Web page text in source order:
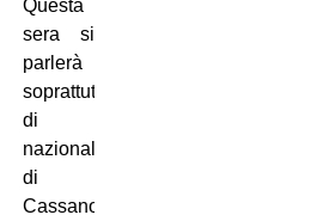
Questa
sera si
parlerà
soprattutto
di
nazionale,
di
Cassano,